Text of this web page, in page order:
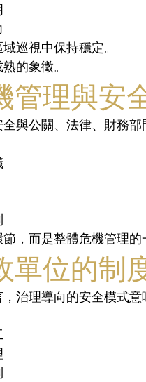
巡視中保持穩定。
的象徵。
管理與安
與公關、法律、財務
，而是整體危機管理的
單位的制
治理導向的安全模式意